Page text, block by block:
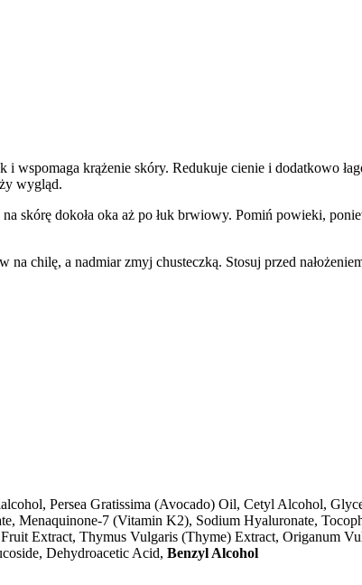
krążenie skóry. Redukuje cienie i dodatkowo
wygląd.
skórę dokoła oka aż po łuk brwiowy. Pomiń powieki,
chilę, a nadmiar zmyj chusteczką. Stosuj przed
Persea Gratissima (Avocado) Oil, Cetyl Alcohol,
Menaquinone-7 (Vitamin K2), Sodium Hyaluronate,
Extract, Thymus Vulgaris (Thyme) Extract, Origanum
Dehydroacetic Acid, Benzyl Alcohol